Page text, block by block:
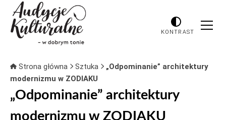
KONTRAST
Strona główna Sztuka
„Odpominanie” architektury
modernizmu w ZODIAKU
„Odpominanie” architektury
modernizmu w ZODIAKU